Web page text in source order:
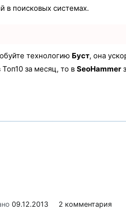
в поисковых системах.
технологию Буст, она
за месяц, то в SeoHammer
09.12.2013 2 комментария